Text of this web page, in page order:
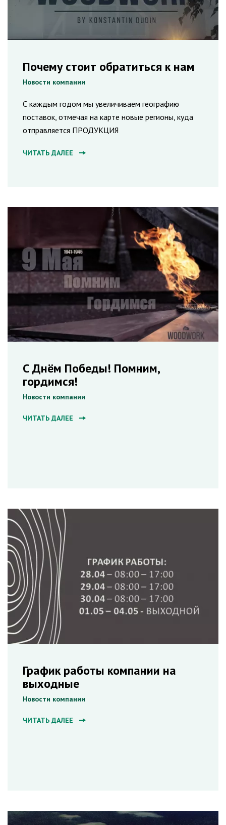
Почему стоит обратиться к нам
Новости компании
С каждым годом мы увеличиваем географию
поставок, отмечая на карте новые регионы, куда
отправляется ПРОДУКЦИЯ
ЧИТАТЬ ДАЛЕЕ
С Днём Победы! Помним,
гордимся!
Новости компании
ЧИТАТЬ ДАЛЕЕ
График работы компании на
выходные
Новости компании
ЧИТАТЬ ДАЛЕЕ